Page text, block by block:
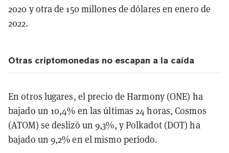
2020 y otra de 150 millones de dólares en enero de
2022.
Otras criptomonedas no escapan a la caída
En otros lugares, el precio de Harmony (ONE) ha
bajado un 10,4% en las últimas 24 horas, Cosmos
(ATOM) se deslizó un 9,3%, y Polkadot (DOT) ha
bajado un 9,2% en el mismo período.